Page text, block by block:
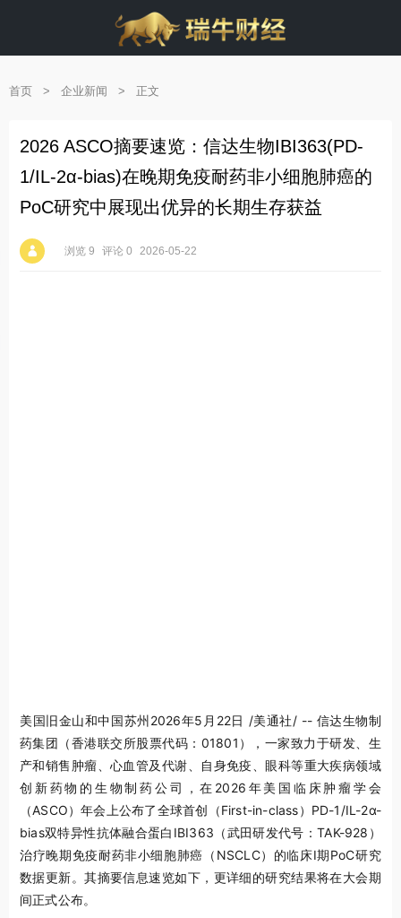
首页 > 企业新闻 > 正文
2026 ASCO摘要速览：信达生物IBI363(PD-
1/IL-2α-bias)在晚期免疫耐药非小细胞肺癌的
PoC研究中展现出优异的长期生存获益
浏览 9 评论 0 2026-05-22
美国旧金山和中国苏州2026年5月22日 /美通社/ -- 信达生物制
药集团（香港联交所股票代码：01801），一家致力于研发、生
产和销售肿瘤、心血管及代谢、自身免疫、眼科等重大疾病领域
创新药物的生物制药公司，在2026年美国临床肿瘤学会
（ASCO）年会上公布了全球首创（First-in-class）PD-1/IL-2α-
bias双特异性抗体融合蛋白IBI363（武田研发代号：TAK-928）
治疗晚期免疫耐药非小细胞肺癌（NSCLC）的临床I期PoC研究
数据更新。其摘要信息速览如下，更详细的研究结果将在大会期
间正式公布。